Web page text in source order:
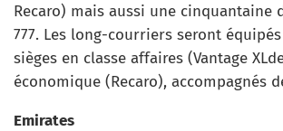
Recaro) mais aussi une cinquantaine
777. Les long-courriers seront
sièges en classe affaires (Vantage
économique (Recaro), accompagnés
Emirates